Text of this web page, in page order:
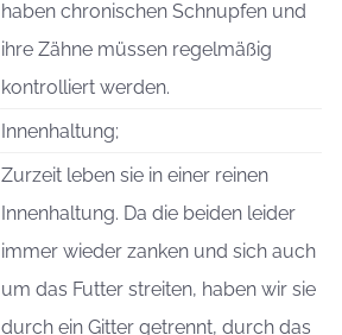
haben chronischen Schnupfen und
ihre Zähne müssen regelmäßig
kontrolliert werden.
Innenhaltung;
Zurzeit leben sie in einer reinen
Innenhaltung. Da die beiden leider
immer wieder zanken und sich auch
um das Futter streiten, haben wir sie
durch ein Gitter getrennt, durch das